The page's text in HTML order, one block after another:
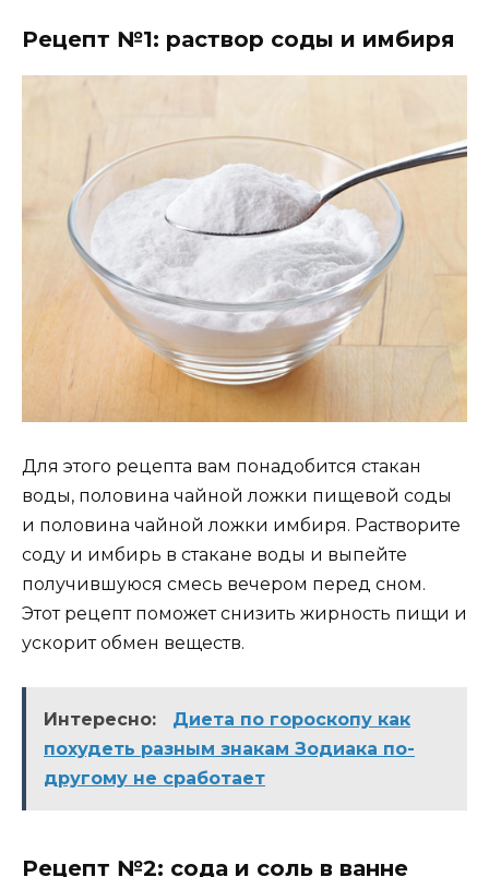
Рецепт №1: раствор соды и имбиря
Для этого рецепта вам понадобится стакан
воды, половина чайной ложки пищевой соды
и половина чайной ложки имбиря. Растворите
соду и имбирь в стакане воды и выпейте
получившуюся смесь вечером перед сном.
Этот рецепт поможет снизить жирность пищи и
ускорит обмен веществ.
Интересно:
Диета по гороскопу как
похудеть разным знакам Зодиака по-
другому не сработает
Рецепт №2: сода и соль в ванне